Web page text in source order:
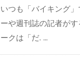
いつも「バイキング
ーや週刊誌の記者がす
ークは「だ. ...